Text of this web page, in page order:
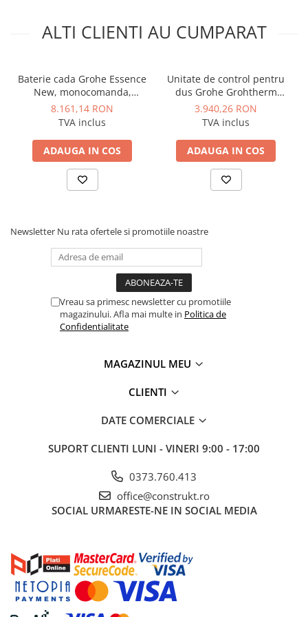
Regulatoare electronice
Servoregulatoare
Termostate pentru ventilo-
convectori
Traductoare
UPS-uri si stabilizatoare de
Ventile electromagnetice
Automatizare centrala termica
Termostate aplicatii industriale
Accesorii pentru echipamente
industriale
Echipamente pentru tratarea si
Pompe submersibile
Hidrofoare
Vase de expansiune pentru
Grupuri de pompare apa
Echipamente de filtrare si
dedurizare apa
Contoare de apa - Apometre
Camine apometru
ALTI CLIENTI AU CUMPARAT
Baterie cada Grohe Essence
New, monocomanda,
aparenta, montaj pe perete,
cartus ceramic 35 mm, pipa
lucios
8.161,14 RON
TVA inclus
ADAUGA IN COS
Unitate de control pentru
dus Grohe Grohtherm
SmartControl, panou
rotund, 3 iesiri, cu
incastrat, Cool Sunrise
lucios
3.940,26 RON
TVA inclus
ADAUGA IN COS
Newsletter Nu rata ofertele si promotiile noastre
Vreau sa primesc newsletter cu promotiile
magazinului. Afla mai multe in Politica de
Confidentialitate
MAGAZINUL MEU
CLIENTI
DATE COMERCIALE
SUPORT CLIENTI LUNI - VINERI 9:00 - 17:00
0373.760.413
office@construkt.ro
SOCIAL URMARESTE-NE IN SOCIAL MEDIA